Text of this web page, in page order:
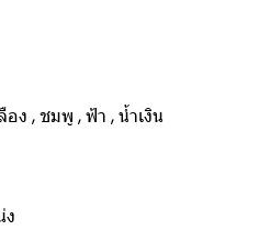
อง , ชมพู , ฟ้า , น้ำเงิน
ง